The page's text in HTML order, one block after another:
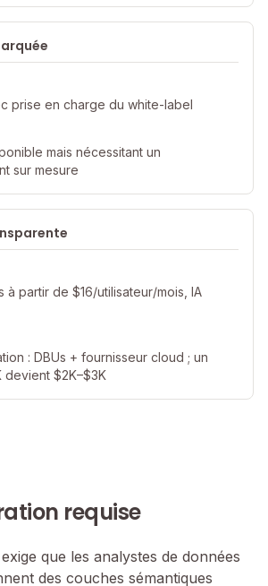
prise en charge du white-label
mais nécessitant un
sur mesure
à partir de $16/utilisateur/mois, IA
: DBUs + fournisseur cloud ; un
devient $2K–$3K
requise
que les analystes de données
des couches sémantiques